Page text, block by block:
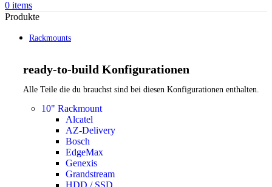
0 items
Produkte
Rackmounts
ready-to-build Konfigurationen
Alle Teile die du brauchst sind bei diesen Konfigurationen enthalten.
10" Rackmount
Alcatel
AZ-Delivery
Bosch
EdgeMax
Genexis
Grandstream
HDD / SSD